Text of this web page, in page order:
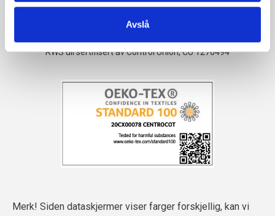
Avslå
Merk! Siden dataskjermer viser farger forskjellig, kan vi